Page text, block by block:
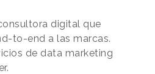
digital que
to-end a las marcas.
de data marketing